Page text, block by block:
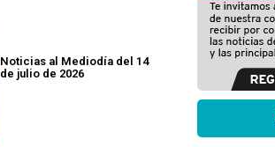
Noticias al Mediodía del 14
de julio de 2026